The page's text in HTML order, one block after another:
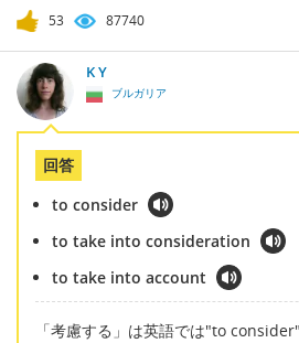
53 87740
K Y
ブルガリア
回答
to consider
to take into consideration
to take into account
「考慮する」は英語では"to